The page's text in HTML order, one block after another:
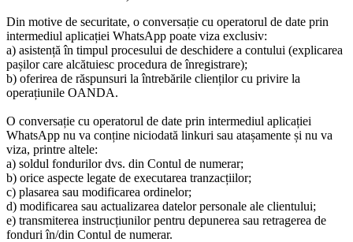
Din motive de securitate, o conversație cu operatorul de date prin
intermediul aplicației WhatsApp poate viza exclusiv:
a) asistență în timpul procesului de deschidere a contului (explicarea
pașilor care alcătuiesc procedura de înregistrare);
b) oferirea de răspunsuri la întrebările clienților cu privire la
operațiunile OANDA.
O conversație cu operatorul de date prin intermediul aplicației
WhatsApp nu va conține niciodată linkuri sau atașamente și nu va
viza, printre altele:
a) soldul fondurilor dvs. din Contul de numerar;
b) orice aspecte legate de executarea tranzacțiilor;
c) plasarea sau modificarea ordinelor;
d) modificarea sau actualizarea datelor personale ale clientului;
e) transmiterea instrucțiunilor pentru depunerea sau retragerea de
fonduri în/din Contul de numerar.